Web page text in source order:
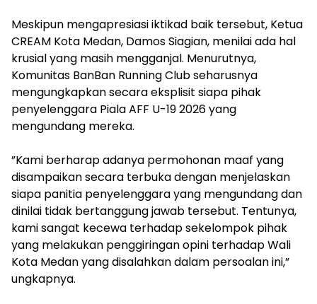
‎Meskipun mengapresiasi iktikad baik tersebut, Ketua
CREAM Kota Medan, Damos Siagian, menilai ada hal
krusial yang masih mengganjal. Menurutnya,
Komunitas BanBan Running Club seharusnya
mengungkapkan secara eksplisit siapa pihak
penyelenggara Piala AFF U-19 2026 yang
mengundang mereka.
‎”Kami berharap adanya permohonan maaf yang
disampaikan secara terbuka dengan menjelaskan
siapa panitia penyelenggara yang mengundang dan
dinilai tidak bertanggung jawab tersebut. Tentunya,
kami sangat kecewa terhadap sekelompok pihak
yang melakukan penggiringan opini terhadap Wali
Kota Medan yang disalahkan dalam persoalan ini,”
ungkapnya.